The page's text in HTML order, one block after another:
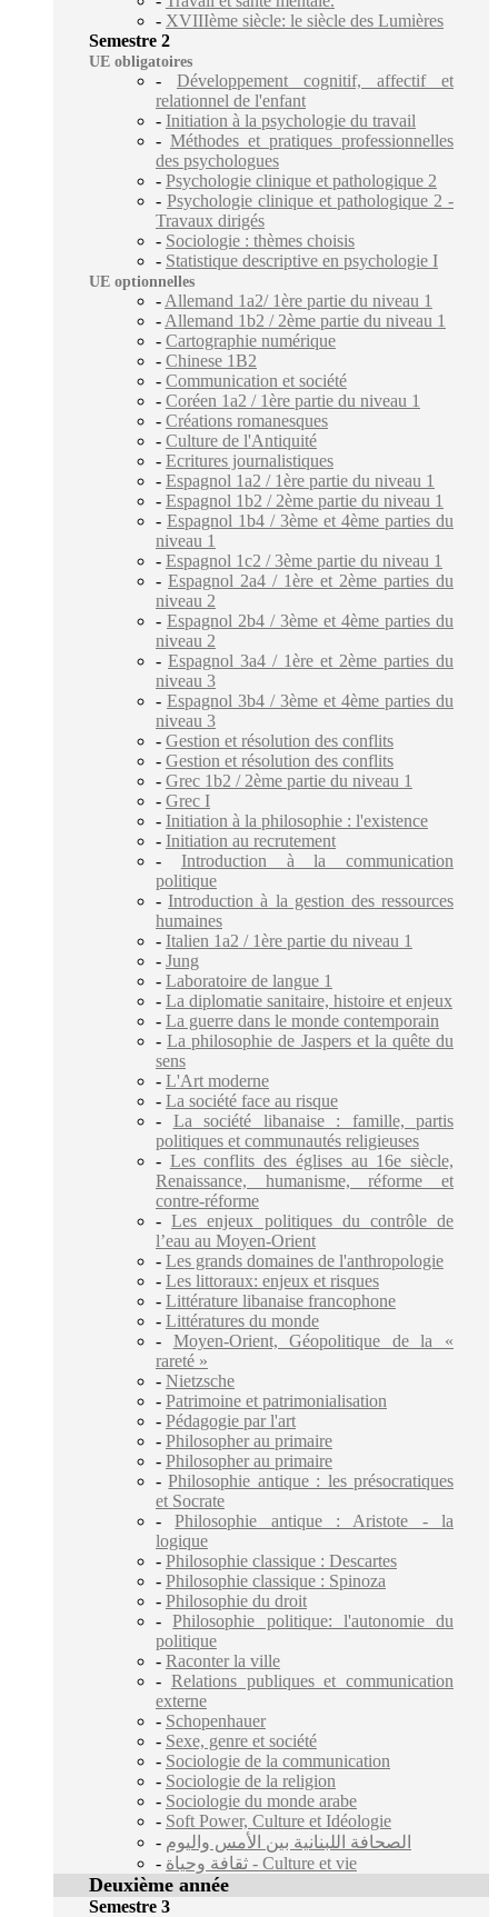
- XVIIIème siècle: le siècle des Lumières
Semestre 2
UE obligatoires
- Développement cognitif, affectif et
relationnel de l'enfant
- Initiation à la psychologie du travail
- Méthodes et pratiques professionnelles
des psychologues
- Psychologie clinique et pathologique 2
- Psychologie clinique et pathologique 2 -
Travaux dirigés
- Sociologie : thèmes choisis
- Statistique descriptive en psychologie I
UE optionnelles
- Allemand 1a2/ 1ère partie du niveau 1
- Allemand 1b2 / 2ème partie du niveau 1
- Cartographie numérique
- Chinese 1B2
- Communication et société
- Coréen 1a2 / 1ère partie du niveau 1
- Créations romanesques
- Culture de l'Antiquité
- Ecritures journalistiques
- Espagnol 1a2 / 1ère partie du niveau 1
- Espagnol 1b2 / 2ème partie du niveau 1
- Espagnol 1b4 / 3ème et 4ème parties du
niveau 1
- Espagnol 1c2 / 3ème partie du niveau 1
- Espagnol 2a4 / 1ère et 2ème parties du
niveau 2
- Espagnol 2b4 / 3ème et 4ème parties du
niveau 2
- Espagnol 3a4 / 1ère et 2ème parties du
niveau 3
- Espagnol 3b4 / 3ème et 4ème parties du
niveau 3
- Gestion et résolution des conflits
- Gestion et résolution des conflits
- Grec 1b2 / 2ème partie du niveau 1
- Grec I
- Initiation à la philosophie : l'existence
- Initiation au recrutement
- Introduction à la communication
politique
-Introduction à la gestion des ressources
humaines
- Italien 1a2 / 1ère partie du niveau 1
- Jung
- Laboratoire de langue 1
- La diplomatie sanitaire, histoire et enjeux
- La guerre dans le monde contemporain
-La philosophie de Jaspers et la quête du
sens
- L'Art moderne
- La société face au risque
- La société libanaise : famille, partis
politiques et communautés religieuses
- Les conflits des églises au 16e siècle,
Renaissance, humanisme, réforme et
contre-réforme
-Les enjeux politiques du contrôle de
l’eau au Moyen-Orient
- Les grands domaines de l'anthropologie
- Les littoraux: enjeux et risques
- Littérature libanaise francophone
- Littératures du monde
- Moyen-Orient, Géopolitique de la «
rareté »
- Nietzsche
- Patrimoine et patrimonialisation
- Pédagogie par l'art
- Philosopher au primaire
- Philosopher au primaire
-Philosophie antique : les présocratiques
et Socrate
-Philosophie antique : Aristote - la
logique
- Philosophie classique : Descartes
- Philosophie classique : Spinoza
- Philosophie du droit
-Philosophie politique: l'autonomie du
politique
- Raconter la ville
- Relations publiques et communication
externe
- Schopenhauer
- Sexe, genre et société
- Sociologie de la communication
- Sociologie de la religion
- Sociologie du monde arabe
- Soft Power, Culture et Idéologie
- الصحافة اللبنانية بين الأمس واليوم
-
ثقافة وحياة - Culture et vie
Deuxième année
Semestre 3